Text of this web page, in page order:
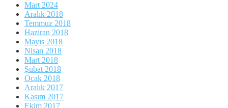
Mart 2024
Aralık 2018
Temmuz 2018
Haziran 2018
Mayıs 2018
Nisan 2018
Mart 2018
Şubat 2018
Ocak 2018
Aralık 2017
Kasım 2017
Ekim 2017